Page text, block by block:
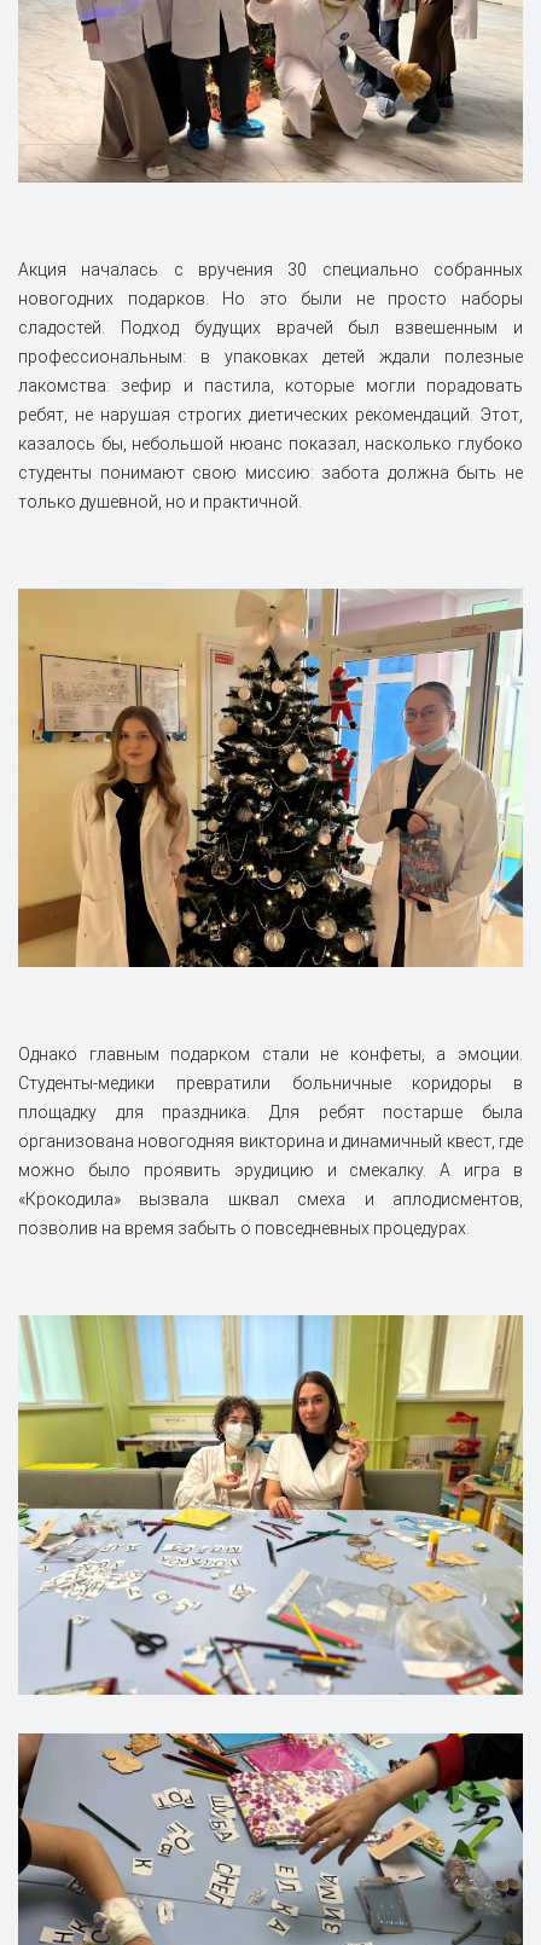
Акция началась с вручения 30 специально собранных
новогодних подарков. Но это были не просто наборы
сладостей. Подход будущих врачей был взвешенным и
профессиональным: в упаковках детей ждали полезные
лакомства: зефир и пастила, которые могли порадовать
ребят, не нарушая строгих диетических рекомендаций. Этот,
казалось бы, небольшой нюанс показал, насколько глубоко
студенты понимают свою миссию: забота должна быть не
только душевной, но и практичной.
Однако главным подарком стали не конфеты, а эмоции.
Студенты-медики превратили больничные коридоры в
площадку для праздника. Для ребят постарше была
организована новогодняя викторина и динамичный квест, где
можно было проявить эрудицию и смекалку. А игра в
«Крокодила» вызвала шквал смеха и аплодисментов,
позволив на время забыть о повседневных процедурах.